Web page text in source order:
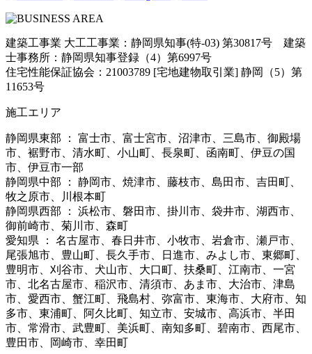
建築工事業 大工工事業：静岡県知事(特-03) 第30817号 建築
士事務所：静岡県知事登録（4）第6997号
住宅性能保証協会：21003789 [宅地建物取引業] 静岡（5）第
11653号
施工エリア
静岡県東部 ： 富士市、富士宮市、沼津市、三島市、御殿場
市、裾野市、清水町、小山町、長泉町、函南町、伊豆の国
市、伊豆市一部
静岡県中部 ： 静岡市、焼津市、藤枝市、島田市、吉田町、
牧之原市、川根本町
静岡県西部 ： 浜松市、磐田市、掛川市、袋井市、湖西市、
御前崎市、菊川市、森町
愛知県 ： 名古屋市、春日井市、小牧市、岩倉市、瀬戸市、
尾張旭市、豊山町、長久手市、日進市、みよし市、東郷町、
豊明市、刈谷市、犬山市、大口町、扶桑町、江南市、一宮
市、北名古屋市、稲沢市、清須市、あま市、大治市、津島
市、愛西市、蟹江町、飛島村、弥富市、東海市、大府市、知
多市、東浦町、阿久比町、知立市、安城市、高浜市、半田
市、常滑市、武豊町、美浜町、南知多町、碧南市、西尾市、
豊田市、岡崎市、幸田町